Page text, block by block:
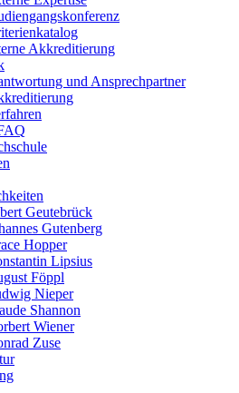
Akkreditierung
und Ansprechpartner
Geutebrück
Gutenberg
Hopper
Lipsius
Föppl
Nieper
Shannon
Wiener
Zuse